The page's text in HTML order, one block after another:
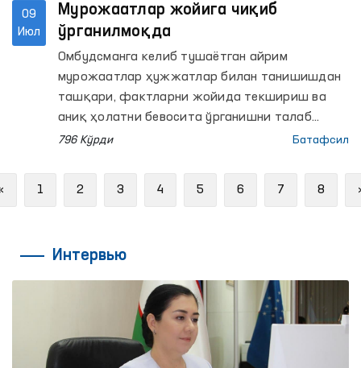
09
Июл
Мурожаатлар жойига чиқиб
ўрганилмоқда
Омбудсманга келиб тушаётган айрим
мурожаатлар ҳужжатлар билан танишишдан
ташқари, фактларни жойида текшириш ва
аниқ ҳолатни бевосита ўрганишни талаб
қилади.
796 Кўрди Батафсил
Previous
1 2 3 4 5 6 7 8
Интервью